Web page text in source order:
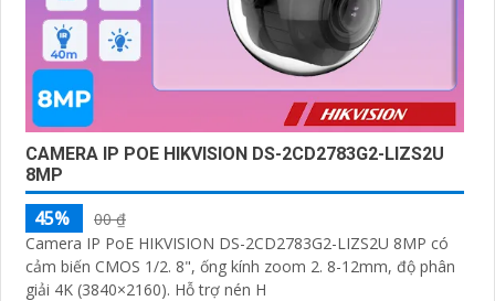
CAMERA IP POE HIKVISION DS-2CD2783G2-LIZS2U
8MP
45%
00 ₫
Camera IP PoE HIKVISION DS-2CD2783G2-LIZS2U 8MP có
cảm biến CMOS 1/2. 8", ống kính zoom 2. 8-12mm, độ phân
giải 4K (3840×2160). Hỗ trợ nén H